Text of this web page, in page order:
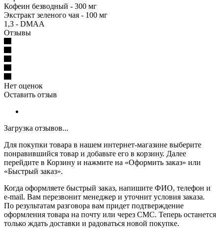
Кофеин безводный - 300 мг
Экстракт зеленого чая - 100 мг
1,3 - DMAA
Отзывы
Нет оценок
Оставить отзыв
Загрузка отзывов...
Для покупки товара в нашем интернет-магазине выберите
понравившийся товар и добавьте его в корзину. Далее
перейдите в Корзину и нажмите на «Оформить заказ» или
«Быстрый заказ».
Когда оформляете быстрый заказ, напишите ФИО, телефон и
e-mail. Вам перезвонит менеджер и уточнит условия заказа.
По результатам разговора вам придет подтверждение
оформления товара на почту или через СМС. Теперь останется
только ждать доставки и радоваться новой покупке.